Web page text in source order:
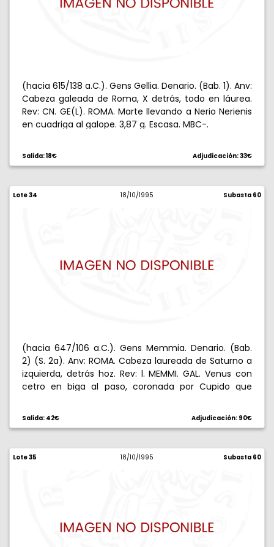
(hacia 615/138 a.C.). Gens Gellia. Denario. (Bab. 1). Anv:
Cabeza galeada de Roma, X detrás, todo en láurea.
Rev: CN. GE(L). ROMA. Marte llevando a Nerio Nerienis
en cuadriga al galope. 3,87 g. Escasa. MBC-.
Salida: 18€ Adjudicación: 33€
Lote 34 18/10/1995 Subasta 60
(hacia 647/106 a.C.). Gens Memmia. Denario. (Bab.
2) (S. 2a). Anv: ROMA. Cabeza laureada de Saturno a
izquierda, detrás hoz. Rev: l. MEMMI. GAL. Venus con
cetro en biga al paso, coronada por Cupido que
MBC+.
Salida: 42€ Adjudicación: 90€
Lote 35 18/10/1995 Subasta 60